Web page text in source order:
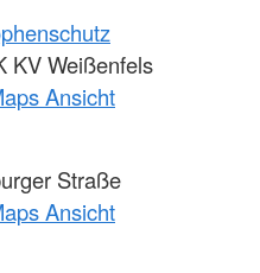
KV Weißenfels
Ansicht
Straße
Ansicht